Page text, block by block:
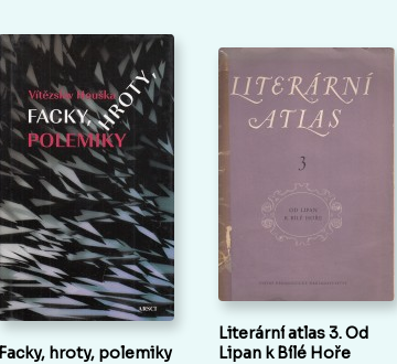
Facky, hroty, polemiky
Literární atlas 3. Od
Lipan k Bílé Hoře